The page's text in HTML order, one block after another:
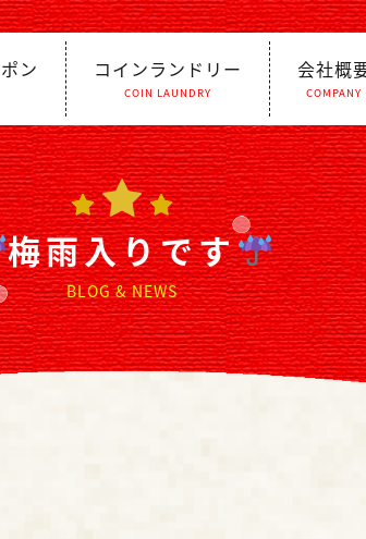
ン コインランドリー
COIN LAUNDRY
会社概
COMPANY
梅雨入りです
BLOG & NEWS